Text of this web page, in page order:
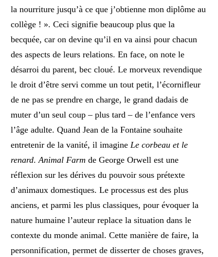
la nourriture jusqu’à ce que j’obtienne mon diplôme au
collège ! ». Ceci signifie beaucoup plus que la
becquée, car on devine qu’il en va ainsi pour chacun
des aspects de leurs relations. En face, on note le
désarroi du parent, bec cloué. Le morveux revendique
le droit d’être servi comme un tout petit, l’écornifleur
de ne pas se prendre en charge, le grand dadais de
muter d’un seul coup – plus tard – de l’enfance vers
l’âge adulte. Quand Jean de la Fontaine souhaite
entretenir de la vanité, il imagineLe corbeau et le
renard.Animal Farm de George Orwell est une
réflexion sur les dérives du pouvoir sous prétexte
d’animaux domestiques. Le processus est des plus
anciens, et parmi les plus classiques, pour évoquer la
nature humaine l’auteur replace la situation dans le
contexte du monde animal. Cette manière de faire, la
personnification, permet de disserter de choses graves,